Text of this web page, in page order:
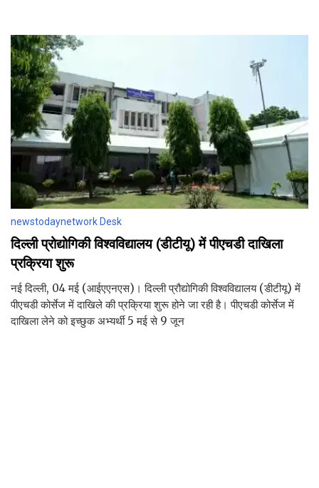
newstodaynetwork Desk
दिल्ली प्रोद्योगिकी विश्वविद्यालय (डीटीयू) में पीएचडी दाखिला
प्रक्रिया शुरू
नई दिल्ली, 04 मई (आईएएनएस)। दिल्ली प्रौद्योगिकी विश्वविद्यालय (डीटीयू) में
पीएचडी कोर्सेज में दाखिले की प्रक्रिया शुरू होने जा रही है। पीएचडी कोर्सेज में
दाखिला लेने को इच्छुक अभ्यर्थी 5 मई से 9 जून